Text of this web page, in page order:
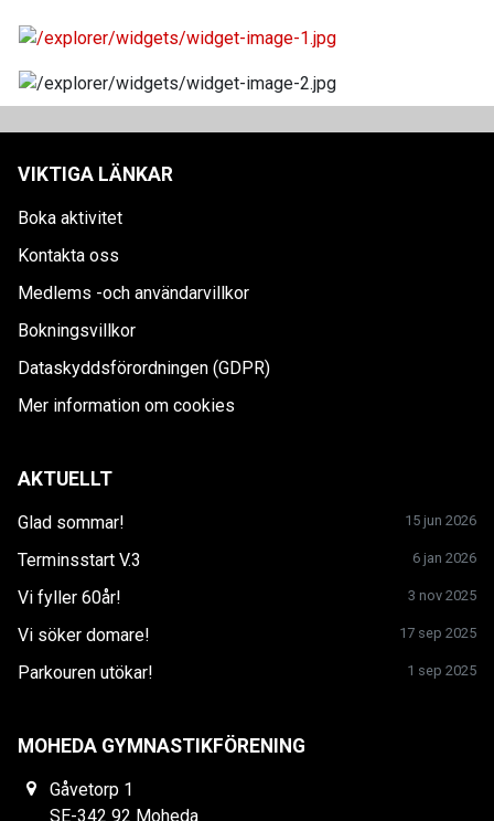
VIKTIGA LÄNKAR
Boka aktivitet
Kontakta oss
Medlems -och användarvillkor
Bokningsvillkor
Dataskyddsförordningen (GDPR)
Mer information om cookies
AKTUELLT
Glad sommar! 15 jun 2026
Terminsstart V.3 6 jan 2026
Vi fyller 60år! 3 nov 2025
Vi söker domare! 17 sep 2025
Parkouren utökar! 1 sep 2025
MOHEDA GYMNASTIKFÖRENING
Gåvetorp 1
SE-342 92 Moheda